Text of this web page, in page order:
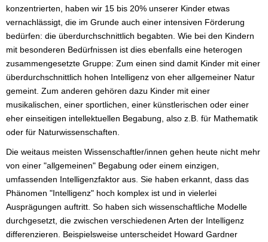
konzentrierten, haben wir 15 bis 20% unserer Kinder etwas
vernachlässigt, die im Grunde auch einer intensiven Förderung
bedürfen: die überdurchschnittlich begabten. Wie bei den Kindern
mit besonderen Bedürfnissen ist dies ebenfalls eine heterogen
zusammengesetzte Gruppe: Zum einen sind damit Kinder mit einer
überdurchschnittlich hohen Intelligenz von eher allgemeiner Natur
gemeint. Zum anderen gehören dazu Kinder mit einer
musikalischen, einer sportlichen, einer künstlerischen oder einer
eher einseitigen intellektuellen Begabung, also z.B. für Mathematik
oder für Naturwissenschaften.
Die weitaus meisten Wissenschaftler/innen gehen heute nicht mehr
von einer "allgemeinen" Begabung oder einem einzigen,
umfassenden Intelligenzfaktor aus. Sie haben erkannt, dass das
Phänomen "Intelligenz" hoch komplex ist und in vielerlei
Ausprägungen auftritt. So haben sich wissenschaftliche Modelle
durchgesetzt, die zwischen verschiedenen Arten der Intelligenz
differenzieren. Beispielsweise unterscheidet Howard Gardner